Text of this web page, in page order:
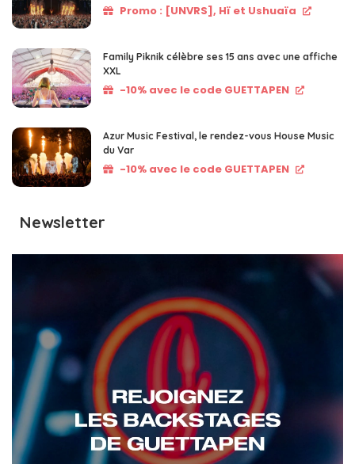
Promo : [UNVRS], Hï et Ushuaïa
Family Piknik célèbre ses 15 ans avec une affiche
XXL
-10% avec le code GUETTAPEN
Azur Music Festival, le rendez-vous House Music
du Var
-10% avec le code GUETTAPEN
Newsletter